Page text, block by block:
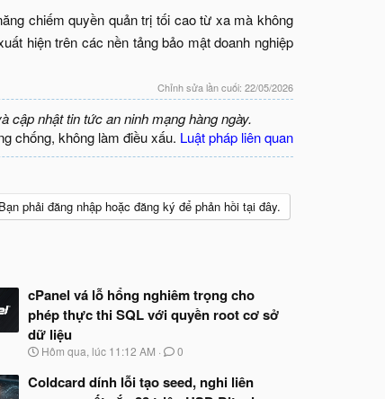
chiếm quyền quản trị tối cao từ xa mà không
hiện trên các nền tảng bảo mật doanh nghiệp
Chỉnh sửa lần cuối: 22/05/2026
cập nhật tin tức an ninh mạng hàng ngày.
chống, không làm điều xấu. Luật pháp liên quan
Bạn phải đăng nhập hoặc đăng ký để phản hồi tại đây.
cPanel vá lỗ hổng nghiêm trọng cho
phép thực thi SQL với quyền root cơ sở
dữ liệu
N
à
Hôm qua, lúc 11:12 AM 0
Coldcard dính lỗi tạo seed, nghi liên